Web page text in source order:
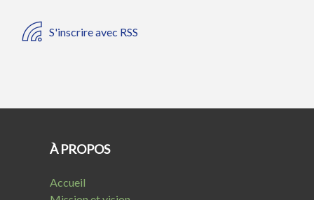
S'inscrire avec RSS
À PROPOS
Accueil